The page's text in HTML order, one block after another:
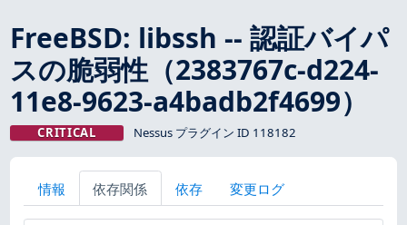
FreeBSD: libssh -- 認証バイパ
スの脆弱性（2383767c-d224-
11e8-9623-a4badb2f4699）
CRITICAL Nessus プラグイン ID 118182
情報 依存関係 依存 変更ログ